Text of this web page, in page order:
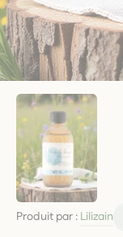
Produit par : Lilizain